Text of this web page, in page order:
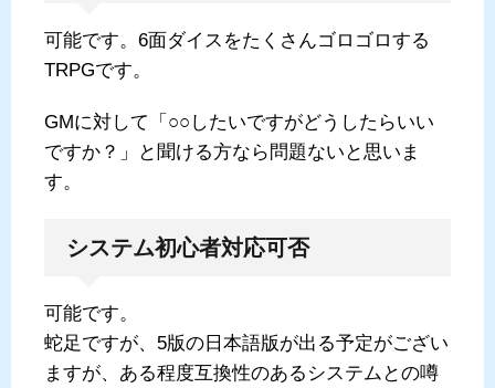
可能です。6面ダイスをたくさんゴロゴロする
TRPGです。
GMに対して「○○したいですがどうしたらいい
ですか？」と聞ける方なら問題ないと思いま
す。
システム初心者対応可否
可能です。
蛇足ですが、5版の日本語版が出る予定がござい
ますが、ある程度互換性のあるシステムとの噂